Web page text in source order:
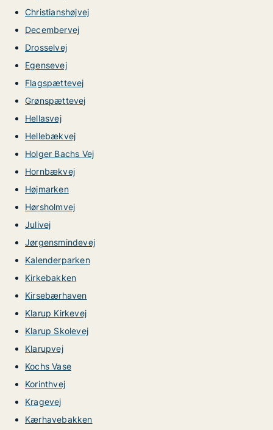
Christianshøjvej
Decembervej
Drosselvej
Egensevej
Flagspættevej
Grønspættevej
Hellasvej
Hellebækvej
Holger Bachs Vej
Hornbækvej
Højmarken
Hørsholmvej
Julivej
Jørgensmindevej
Kalenderparken
Kirkebakken
Kirsebærhaven
Klarup Kirkevej
Klarup Skolevej
Klarupvej
Kochs Vase
Korinthvej
Kragevej
Kærhavebakken